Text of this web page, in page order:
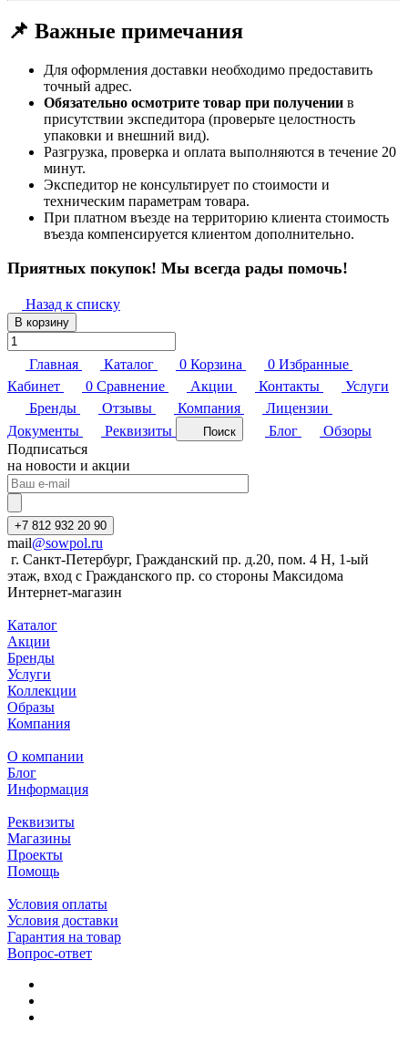
📌 Важные примечания
Для оформления доставки необходимо предоставить
точный адрес.
Обязательно осмотрите товар при получении в
присутствии экспедитора (проверьте целостность
упаковки и внешний вид).
Разгрузка, проверка и оплата выполняются в течение 20
минут.
Экспедитор не консультирует по стоимости и
техническим параметрам товара.
При платном въезде на территорию клиента стоимость
въезда компенсируется клиентом дополнительно.
Приятных покупок! Мы всегда рады помочь!
Назад к списку
В корзину
Главная Каталог 0 Корзина 0 Избранные
Кабинет
0 Сравнение Акции Контакты
Услуги
Бренды
Отзывы Компания
Лицензии
Документы
Реквизиты Поиск Блог
Обзоры
Подписаться
на новости и акции
+7 812 932 20 90
mail@sowpol.ru
г. Санкт-Петербург, Гражданский пр. д.20, пом. 4 Н, 1-ый
этаж, вход с Гражданского пр. со стороны Максидома
Интернет-магазин
Каталог
Акции
Бренды
Услуги
Коллекции
Образы
Компания
О компании
Блог
Информация
Реквизиты
Магазины
Проекты
Помощь
Условия оплаты
Условия доставки
Гарантия на товар
Вопрос-ответ